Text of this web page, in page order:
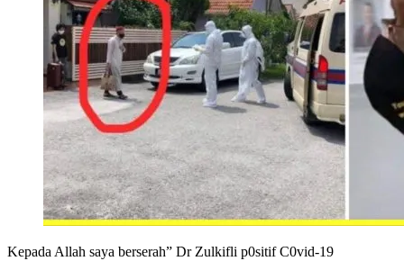
Kepada Allah saya berserah” Dr Zulkifli p0sitif C0vid-19